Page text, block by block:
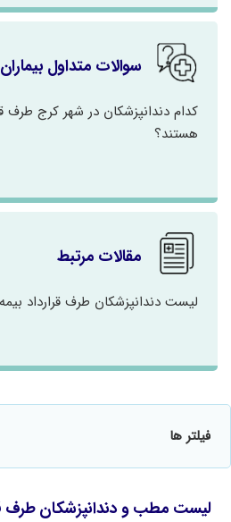
سوالات متداول بیماران
کدام دندانپزشکان در شهر کرج طرف
هستند؟
مقالات مرتبط
لیست دندانپزشکان طرف قرارداد
لیست مطب و دندانپزشکان طرف
فیلتر ها